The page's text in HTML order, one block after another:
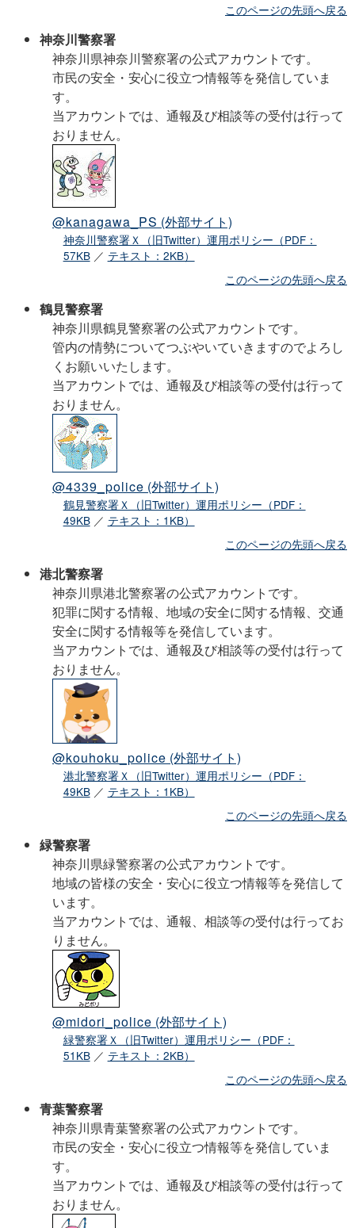
このページの先頭へ戻る
神奈川警察署
神奈川県神奈川警察署の公式アカウントです。
市民の安全・安心に役立つ情報等を発信していま
す。
当アカウントでは、通報及び相談等の受付は行って
おりません。
@kanagawa_PS (外部サイト)
神奈川警察署Ｘ（旧Twitter）運用ポリシー（PDF：
57KB／ テキスト：2KB）
このページの先頭へ戻る
鶴見警察署
神奈川県鶴見警察署の公式アカウントです。
管内の情勢についてつぶやいていきますのでよろし
くお願いいたします。
当アカウントでは、通報及び相談等の受付は行って
おりません。
@4339_police (外部サイト)
鶴見警察署Ｘ（旧Twitter）運用ポリシー（PDF：
49KB／ テキスト：1KB）
このページの先頭へ戻る
港北警察署
神奈川県港北警察署の公式アカウントです。
犯罪に関する情報、地域の安全に関する情報、交通
安全に関する情報等を発信しています。
当アカウントでは、通報及び相談等の受付は行って
おりません。
@kouhoku_police (外部サイト)
港北警察署Ｘ（旧Twitter）運用ポリシー（PDF：
49KB／ テキスト：1KB）
このページの先頭へ戻る
緑警察署
神奈川県緑警察署の公式アカウントです。
地域の皆様の安全・安心に役立つ情報等を発信して
います。
当アカウントでは、通報、相談等の受付は行ってお
りません。
@midori_police (外部サイト)
緑警察署Ｘ（旧Twitter）運用ポリシー（PDF：
51KB／ テキスト：2KB）
このページの先頭へ戻る
青葉警察署
神奈川県青葉警察署の公式アカウントです。
市民の安全・安心に役立つ情報等を発信していま
す。
当アカウントでは、通報及び相談等の受付は行って
おりません。